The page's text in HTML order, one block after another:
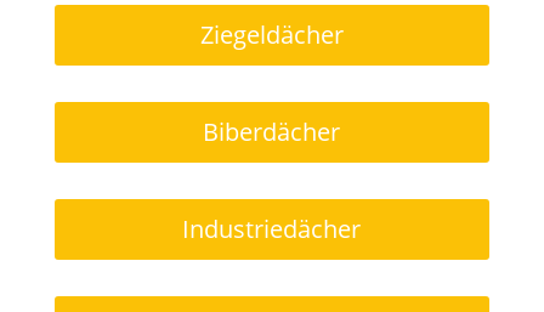
Ziegeldächer
Biberdächer
Industriedächer